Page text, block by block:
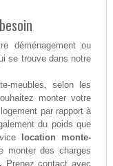
déménagement ou
se trouve dans notre
meubles, selon les
monter votre
par rapport à
du poids que
location monte-
monter des charges
Prenez contact avec